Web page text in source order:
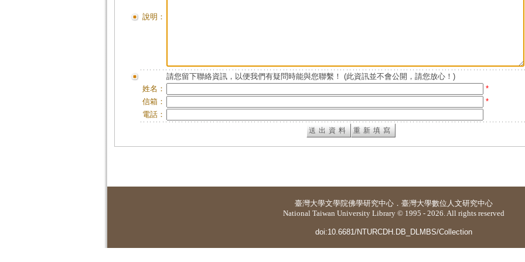
說明：
請您留下聯絡資訊，以便我們有疑問時能與您聯繫！ (此資訊並不會公開，請您放心！)
姓名：
*
信箱：
*
電話：
臺灣大學文學院佛學研究中心 ． 臺灣大學數位人文研究中心
National Taiwan University Library © 1995 - 2026. All rights reserved
doi:10.6681/NTURCDH.DB_DLMBS/Collection